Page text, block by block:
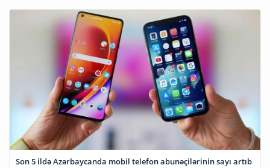
Son 5 ildə Azərbaycanda mobil telefon abunəçilərinin sayı artıb